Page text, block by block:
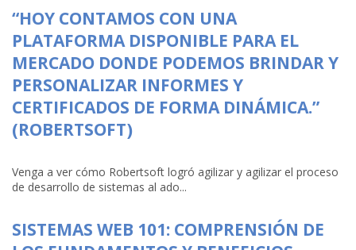
“HOY CONTAMOS CON UNA
PLATAFORMA DISPONIBLE PARA EL
MERCADO DONDE PODEMOS BRINDAR Y
PERSONALIZAR INFORMES Y
CERTIFICADOS DE FORMA DINÁMICA.”
(ROBERTSOFT)
Venga a ver cómo Robertsoft logró agilizar y agilizar el proceso
de desarrollo de sistemas al ado...
SISTEMAS WEB 101: COMPRENSIÓN DE